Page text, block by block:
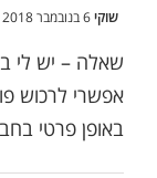
שוקי
שאלה – יש לי
אפשרי לרכוש
באופן פרטי